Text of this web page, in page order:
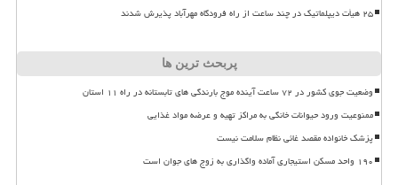
۲۵ هیأت دیپلماتیک در چند ساعت از راه فرودگاه مهرآباد پذیرش شدند
پربحث ترین ها
وضعیت جوی کشور در ۷۲ ساعت آینده موج بارندگی های تابستانه در راه ۱۱ استان
ممنوعیت ورود حیوانات خانگی به مراکز تهیه و عرضه مواد غذایی
پزشک خانواده مقصد غائی نظام سلامت نیست
۱۹۰ واحد مسکن استیجاری آماده واگذاری به زوج های جوان است